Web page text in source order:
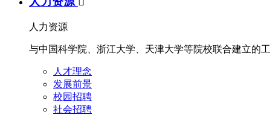
人力资源
与中国科学院、浙江大学、天津大学等院校联合建立的
人才理念
发展前景
校园招聘
社会招聘